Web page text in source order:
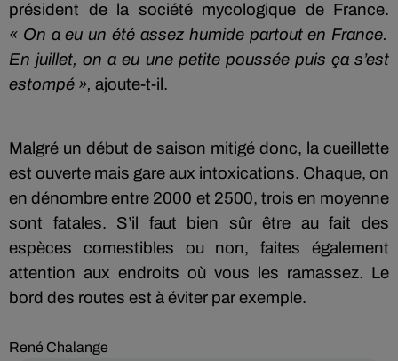
président de la société mycologique de France.
« On a eu un été assez humide partout en France.
En juillet, on a eu une petite poussée puis ça s’est
estompé », ajoute-t-il.
Malgré un début de saison mitigé donc, la cueillette
est ouverte mais gare aux intoxications. Chaque, on
en dénombre entre 2000 et 2500, trois en moyenne
sont fatales. S’il faut bien sûr être au fait des
espèces comestibles ou non, faites également
attention aux endroits où vous les ramassez. Le
bord des routes est à éviter par exemple.
René Chalange